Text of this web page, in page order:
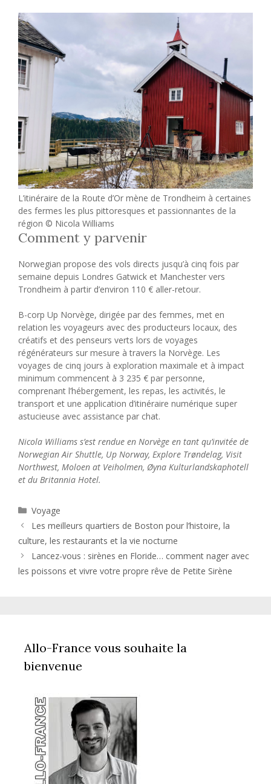
L’itinéraire de la Route d’Or mène de Trondheim à certaines
des fermes les plus pittoresques et passionnantes de la
région © Nicola Williams
Comment y parvenir
Norwegian propose des vols directs jusqu’à cinq fois par
semaine depuis Londres Gatwick et Manchester vers
Trondheim à partir d’environ 110 € aller-retour.
B-corp Up Norvège, dirigée par des femmes, met en
relation les voyageurs avec des producteurs locaux, des
créatifs et des penseurs verts lors de voyages
régénérateurs sur mesure à travers la Norvège. Les
voyages de cinq jours à exploration maximale et à impact
minimum commencent à 3 235 € par personne,
comprenant l’hébergement, les repas, les activités, le
transport et une application d’itinéraire numérique super
astucieuse avec assistance par chat.
Nicola Williams s’est rendue en Norvège en tant qu’invitée de
Norwegian Air Shuttle, Up Norway, Explore Trøndelag, Visit
Northwest, Moloen at Veiholmen, Øyna Kulturlandskaphotell
et du Britannia Hotel.
Catégories
Voyage
Les meilleurs quartiers de Boston pour l’histoire, la
culture, les restaurants et la vie nocturne
Lancez-vous : sirènes en Floride… comment nager avec
les poissons et vivre votre propre rêve de Petite Sirène
Allo-France vous souhaite la
bienvenue